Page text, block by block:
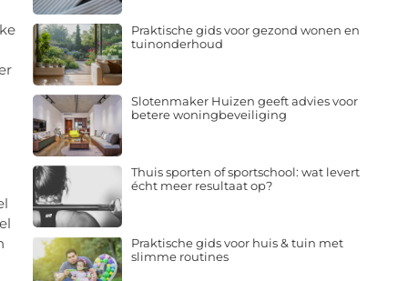
Praktische gids voor gezond wonen en
tuinonderhoud
Slotenmaker Huizen geeft advies voor
betere woningbeveiliging
Thuis sporten of sportschool: wat levert
écht meer resultaat op?
Praktische gids voor huis & tuin met
slimme routines